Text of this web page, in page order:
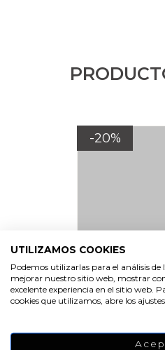
-20%
Molde detalles de
bautizo
25,53 €
UTILIZAMOS COOKIES
Podemos utilizarlas para el análisis
mejorar nuestro sitio web, mostrar
excelente experiencia en el sitio web.
cookies que utilizamos, abre los ajustes.